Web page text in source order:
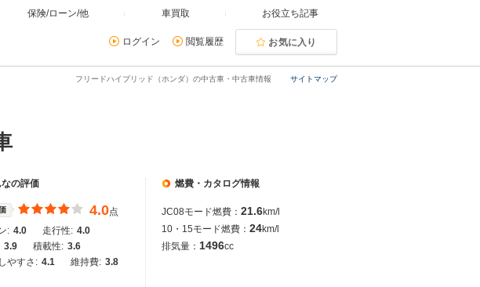
保険/ローン/他 車買取 お役立ち記事
ログイン 閲覧履歴 お気に入り
サイトマップ
フリードハイブリッド（ホンダ）の中古車・中古車情報
の評価
4.0点
: 4.0 走行性: 4.0
3.9 積載性: 3.6
やすさ: 4.1 維持費: 3.8
燃費・カタログ情報
JC08モード燃費： 21.6km/l
10・15モード燃費： 24km/l
排気量： 1496cc